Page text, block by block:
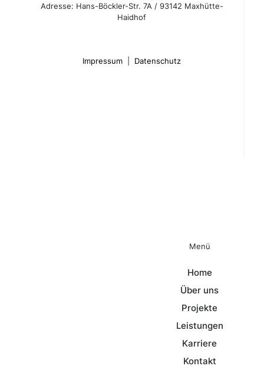
Adresse: Hans-Böckler-Str. 7A / 93142 Maxhütte-
Haidhof
Impressum Datenschutz
Menü
Home
Über uns
Projekte
Leistungen
Karriere
Kontakt